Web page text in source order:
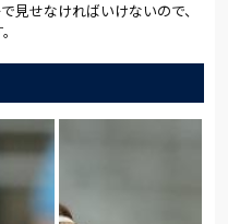
見せなければいけないので、